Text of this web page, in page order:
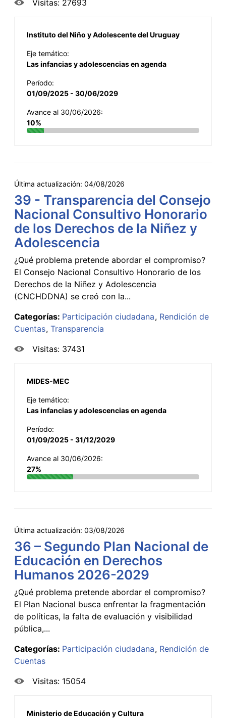
Visitas: 27693
Instituto del Niño y Adolescente del Uruguay
Eje temático:
Las infancias y adolescencias en agenda
Período:
01/09/2025 - 30/06/2029
Avance al 30/06/2026:
10%
Última actualización: 04/08/2026
39 - Transparencia del Consejo
Nacional Consultivo Honorario
de los Derechos de la Niñez y
Adolescencia
¿Qué problema pretende abordar el compromiso?
El Consejo Nacional Consultivo Honorario de los
Derechos de la Niñez y Adolescencia
(CNCHDDNA) se creó con la...
Categorías: Participación ciudadana Rendición de
Cuentas Transparencia
Visitas: 37431
MIDES-MEC
Eje temático:
Las infancias y adolescencias en agenda
Período:
01/09/2025 - 31/12/2029
Avance al 30/06/2026:
27%
Última actualización: 03/08/2026
36 – Segundo Plan Nacional de
Educación en Derechos
Humanos 2026-2029
¿Qué problema pretende abordar el compromiso?
El Plan Nacional busca enfrentar la fragmentación
de políticas, la falta de evaluación y visibilidad
pública,...
Categorías: Participación ciudadana Rendición de
Cuentas
Visitas: 15054
Ministerio de Educación y Cultura